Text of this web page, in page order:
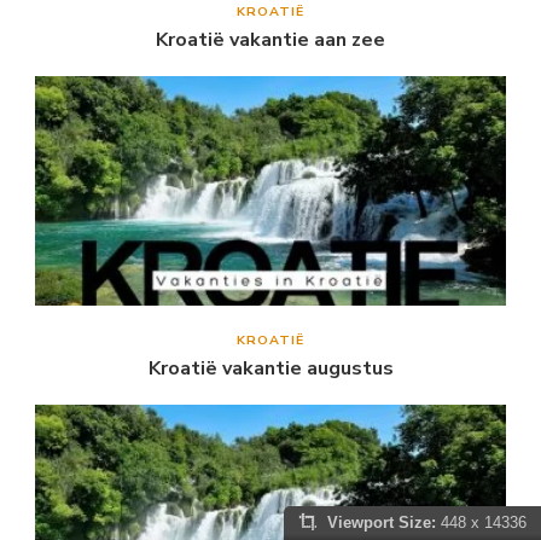
KROATIË
Kroatië vakantie aan zee
KROATIË
Kroatië vakantie augustus
Viewport Size: 448 x 14336